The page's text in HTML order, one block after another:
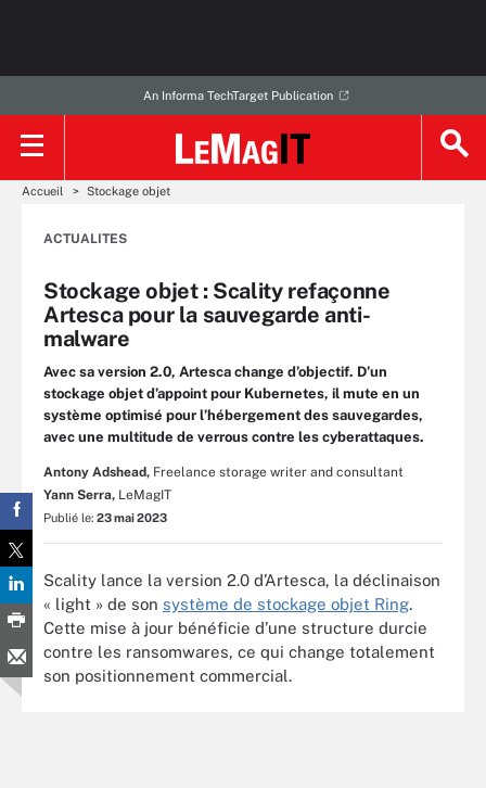
An Informa TechTarget Publication
Accueil Stockage objet
ACTUALITES
Stockage objet : Scality refaçonne
Artesca pour la sauvegarde anti-
malware
Avec sa version 2.0, Artesca change d’objectif. D’un
stockage objet d’appoint pour Kubernetes, il mute en un
système optimisé pour l’hébergement des sauvegardes,
avec une multitude de verrous contre les cyberattaques.
Antony Adshead, Freelance storage writer and consultant
Yann Serra, LeMagIT
Publié le: 23 mai 2023
Scality lance la version 2.0 d’Artesca, la déclinaison
« light » de son système de stockage objet Ring.
Cette mise à jour bénéficie d’une structure durcie
contre les ransomwares, ce qui change totalement
son positionnement commercial.